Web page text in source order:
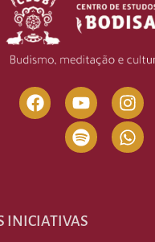
INICIATIVAS